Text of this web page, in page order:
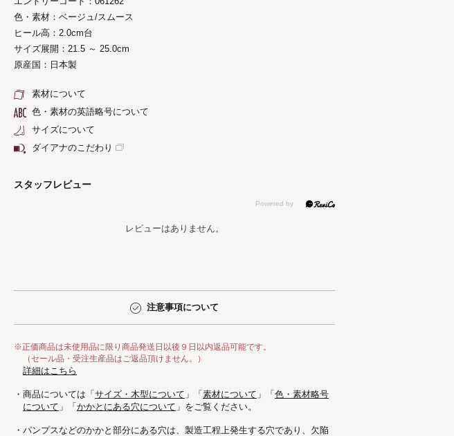
色・素材：ベージュ/スムース
ヒール高：2.0cm台
サイズ展開：21.5 ～ 25.0cm
原産国：日本製
素材について
色・素材の英語略号について
サイズについて
ダイアナのこだわり
スタッフレビュー
レビューはありません。
注意事項について
※正価商品は未使用品に限り商品発送日以後９日以内返品可能です。
（セール品・受注生産品はご返品頂けません。）
詳細はこちら
・商品については「 サイズ・木型について 」「 素材について 」「 色・素材略号
について 」「 かかとにある穴について 」をご覧ください。
・パンプスなどのかかと部分にある穴は、製造工程上発生する穴であり、欠陥